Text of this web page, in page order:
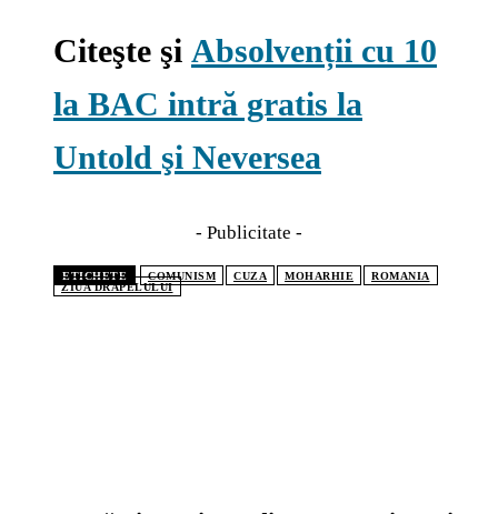
Citeşte şi Absolvenții cu 10
la BAC intră gratis la
Untold şi Neversea
- Publicitate -
ETICHETE COMUNISM CUZA MOHARHIE
ROMANIA
ZIUA DRAPELULUI